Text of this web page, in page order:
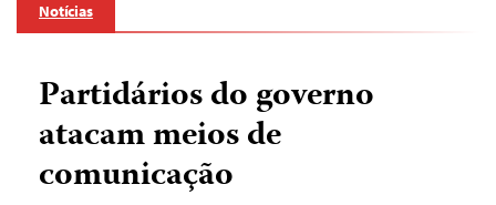
Notícias
Partidários do governo
atacam meios de
comunicação